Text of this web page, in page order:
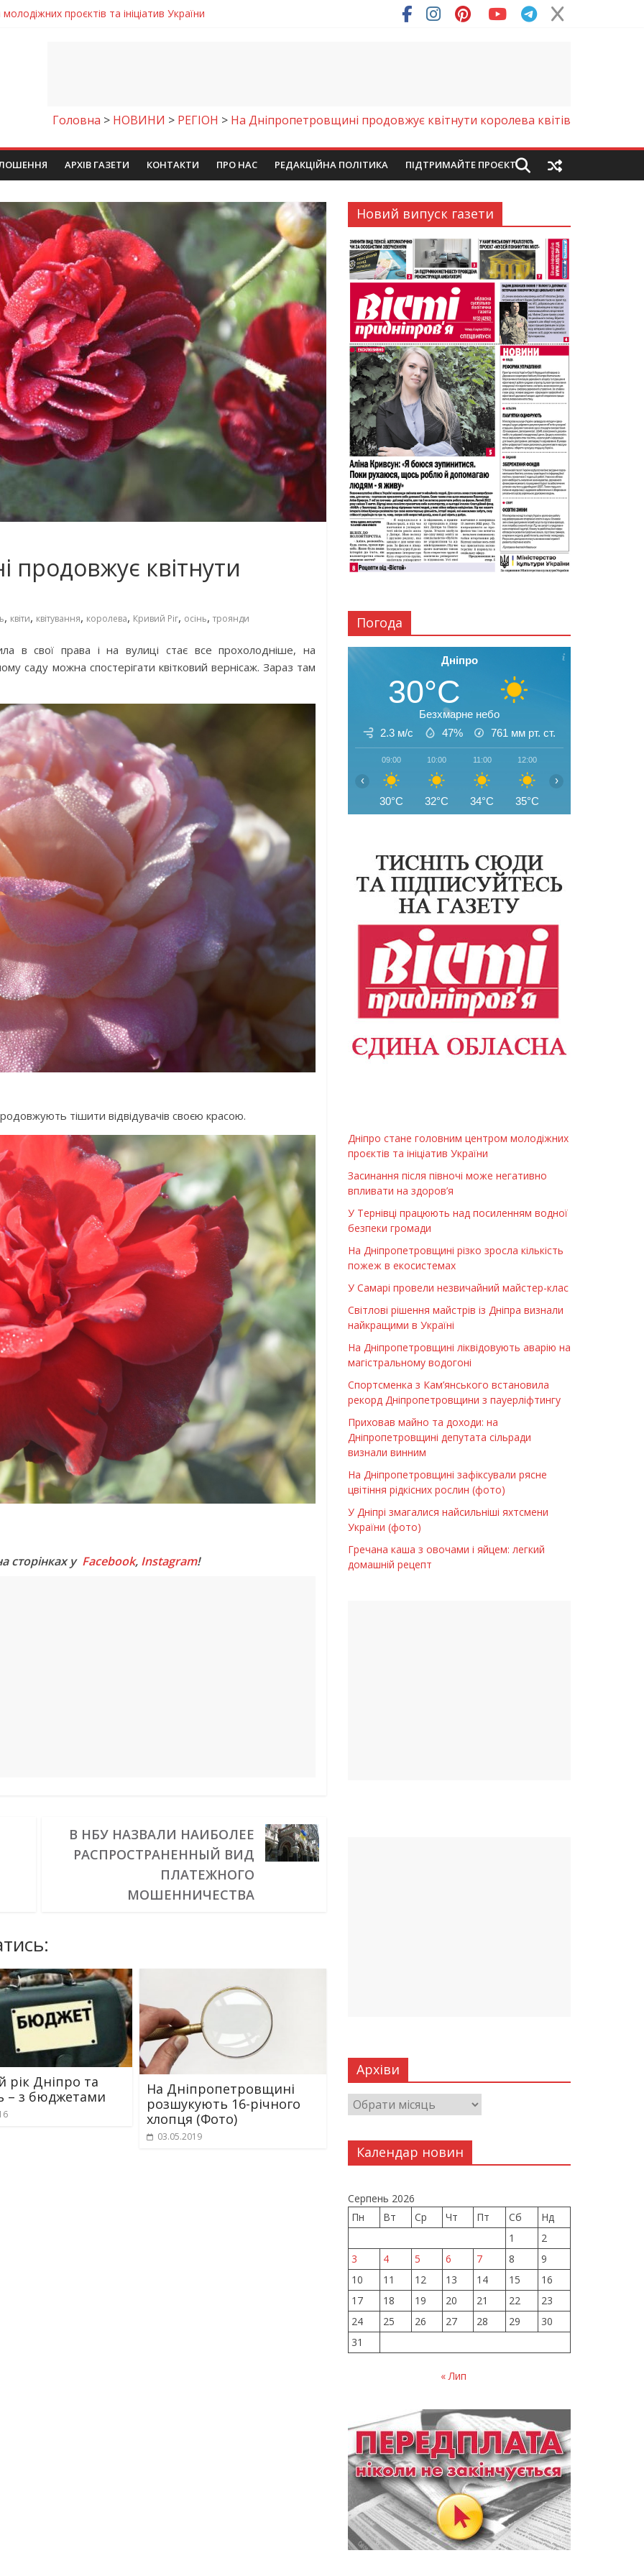
впливати на здоров’я
кількість пожеж в екосистемах
клас
проєктів та ініціатив України
Головна > НОВИНИ > РЕГІОН > На Дніпропетровщині продовжує квітнути королева квітів
АРХІВ ГАЗЕТИ КОНТАКТИ ПРО НАС РЕДАКЦІЙНА ПОЛІТИКА ПІДТРИМАЙТЕ ПРОЄКТ
продовжує квітнути
, квіти, квітування, королева, Кривий Ріг, осінь, троянди
в свої права і на вулиці стає все прохолодніше, на
саду можна спостерігати квітковий вернісаж. Зараз там
тішити відвідувачів своєю красою.
сторінках у Facebook, Instagram!
В НБУ НАЗВАЛИ НАИБОЛЕЕ
РАСПРОСТРАНЕННЫЙ ВИД
ПЛАТЕЖНОГО
МОШЕННИЧЕСТВА
рік Дніпро та
– з бюджетами
На Дніпропетровщині
розшукують 16-річного
хлопця (Фото)
03.05.2019
Новий випуск газети
Погода
Дніпро
30°C
Безхмарне небо
2.3 м/с
47% 761 мм рт. ст.
09:00
30°C
10:00
32°C
11:00
34°C
12:00
35°C
‹ ›
Дніпро стане головним центром молодіжних
проєктів та ініціатив України
Засинання після півночі може негативно
впливати на здоров’я
У Тернівці працюють над посиленням водної
безпеки громади
На Дніпропетровщині різко зросла кількість
пожеж в екосистемах
У Самарі провели незвичайний майстер-клас
Світлові рішення майстрів із Дніпра визнали
найкращими в Україні
На Дніпропетровщині ліквідовують аварію на
магістральному водогоні
Спортсменка з Кам’янського встановила
рекорд Дніпропетровщини з пауерліфтингу
Приховав майно та доходи: на
Дніпропетровщині депутата сільради
визнали винним
На Дніпропетровщині зафіксували рясне
цвітіння рідкісних рослин (фото)
У Дніпрі змагалися найсильніші яхтсмени
України (фото)
Гречана каша з овочами і яйцем: легкий
домашній рецепт
Архіви
Календар новин
Серпень 2026
Пн
Вт Ср Чт Пт Сб
Нд
1
2
3
4 5 6 7 8
9
10
11 12 13 14 15
16
17
18 19 20 21 22
23
24
25 26 27 28 29
30
31
« Лип